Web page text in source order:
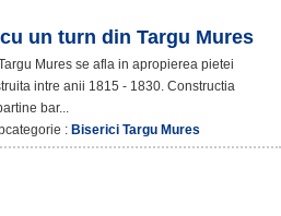
un turn din Targu Mures
Mures se afla in apropierea pietei
intre anii 1815 - 1830. Constructia
bar...
: Biserici Targu Mures